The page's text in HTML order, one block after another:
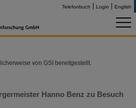
Telefonbuch Login English
von GSI bereitgestellt.
Hanno Benz zu Besuch